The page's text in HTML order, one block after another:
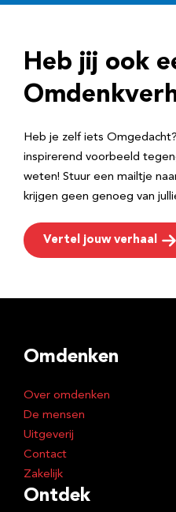
r
e
Heb jij ook
Heb je zelf iets
inspirerend voorbeeld
weten! Stuur een mailtje
krijgen geen genoeg van
Vertel jouw verhaal
Omdenken
Over omdenken
De mensen
Uitgeverij
Contact
Zakelijk
Ontdek